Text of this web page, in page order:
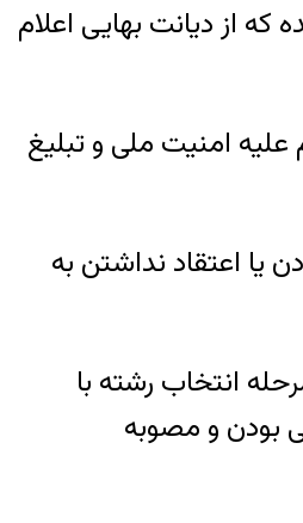
از دیانت بهایی اعلام
علیه امنیت ملی و تبلیغ
“بهایی بودن یا اعتقاد نداشتن به
بودند، در مرحله انتخاب رشته با
بودن و مصوبه